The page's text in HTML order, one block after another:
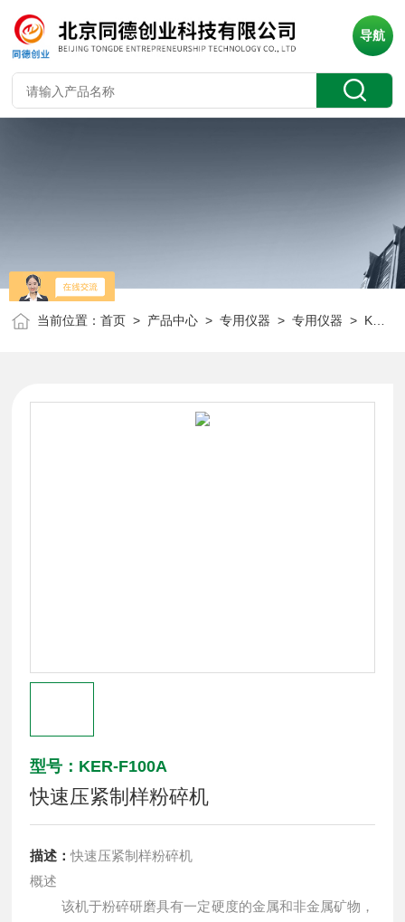
导航
当前位置：首页 > 产品中心 >专用仪器 >专用仪器 > KER-F100A快速压紧制样粉碎机
型号：KER-F100A
快速压紧制样粉碎机
描述：快速压紧制样粉碎机
概述
该机于粉碎研磨具有一定硬度的金属和非金属矿物，